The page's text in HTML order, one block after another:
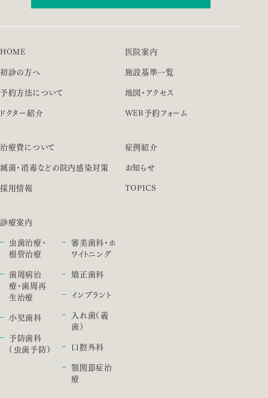
HOME
初診の方へ
予約方法について
ドクター紹介
医院案内
施設基準一覧
地図・アクセス
WEB予約フォーム
治療費について
滅菌・消毒などの院内感染対策
採用情報
症例紹介
お知らせ
TOPICS
診療案内
虫歯治療・
根管治療
歯周病治
療・歯周再
生治療
小児歯科
予防歯科
（虫歯予防）
審美歯科・ホ
ワイトニング
矯正歯科
インプラント
入れ歯（義
歯）
口腔外科
顎関節症治
療